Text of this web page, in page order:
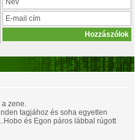
a zene.
tagjához és soha egyetlen
és Egon páros lábbal rúgott